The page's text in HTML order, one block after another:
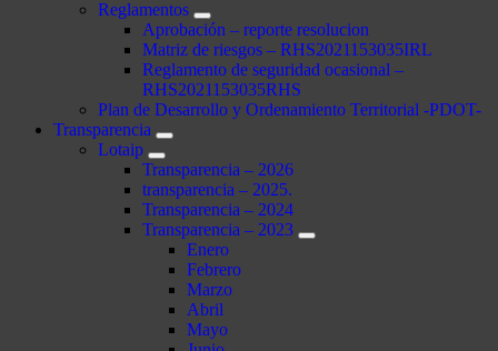
Reglamentos
Aprobación – reporte resolucion
Matriz de riesgos – RHS2021153035IRL
Reglamento de seguridad ocasional –
RHS2021153035RHS
Plan de Desarrollo y Ordenamiento Territorial -PDOT-
Transparencia
Lotaip
Transparencia – 2026
transparencia – 2025.
Transparencia – 2024
Transparencia – 2023
Enero
Febrero
Marzo
Abril
Mayo